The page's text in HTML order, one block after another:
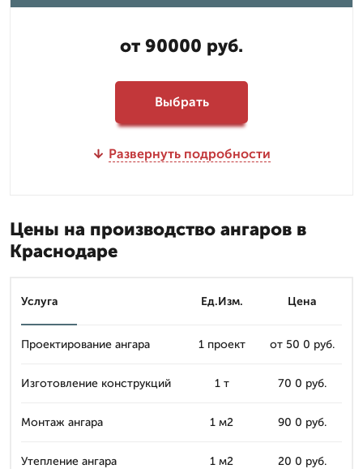
от 90000 руб.
Выбрать
Развернуть подробности
Цены на производство ангаров в
Краснодаре
Услуга Ед.Изм. Цена
Проектирование ангара 1 проект от 50 0 руб.
Изготовление конструкций 1 т 70 0 руб.
Монтаж ангара 1 м2 90 0 руб.
Утепление ангара 1 м2 20 0 руб.